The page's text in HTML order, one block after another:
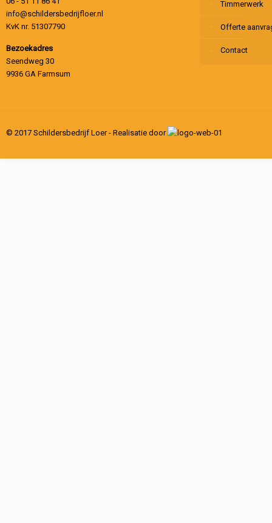
info@schildersbedrijfloer.nl
KvK nr. 51307790
Bezoekadres
Seendweg 30
9936 GA Farmsum
Timmerwerk
Offerte
Contact
© 2017 Schildersbedrijf Loer - Realisatie door